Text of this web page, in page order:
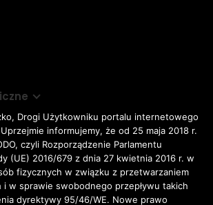
Drogi Użytkowniku portalu internetowego
informujemy, że od 25 maja 2018 r.
czyli Rozporządzenie Parlamentu
(UE) 2016/679 z dnia 27 kwietnia 2016 r. w
fizycznych w związku z przetwarzaniem
w sprawie swobodnego przepływu takich
dyrektywy 95/46/WE. Nowe prawo